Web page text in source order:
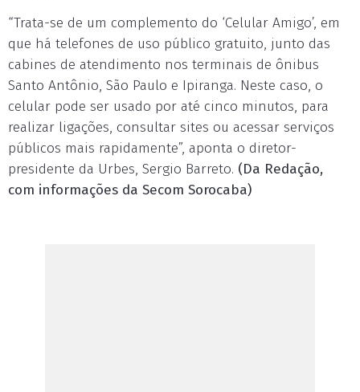
“Trata-se de um complemento do ‘Celular Amigo’, em
que há telefones de uso público gratuito, junto das
cabines de atendimento nos terminais de ônibus
Santo Antônio, São Paulo e Ipiranga. Neste caso, o
celular pode ser usado por até cinco minutos, para
realizar ligações, consultar sites ou acessar serviços
públicos mais rapidamente”, aponta o diretor-
presidente da Urbes, Sergio Barreto. (Da Redação,
com informações da Secom Sorocaba)